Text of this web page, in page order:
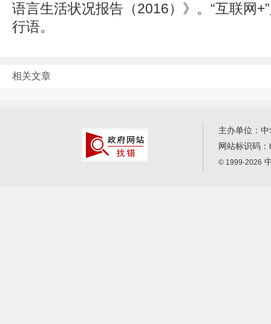
语言生活状况报告（2016）》。“互联网
行语。
相关文章
主办单位：
网站标识码：
© 1999-2026